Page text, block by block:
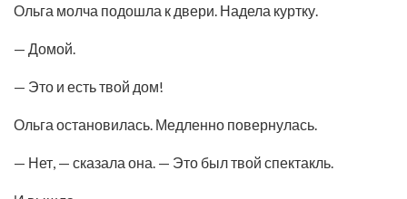
Ольга молча подошла к двери. Надела куртку.
— Домой.
— Это и есть твой дом!
Ольга остановилась. Медленно повернулась.
— Нет, — сказала она. — Это был твой спектакль.